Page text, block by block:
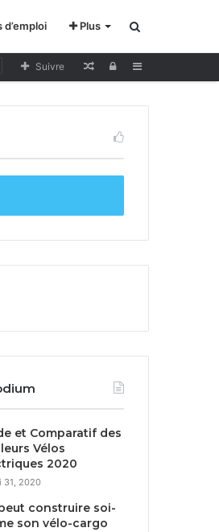
d’emploi Plus
Sidebar
Se
Lecture
Suivre
et Comparatif des
Vélos
2020
31, 2020
construire soi-
son vélo-cargo